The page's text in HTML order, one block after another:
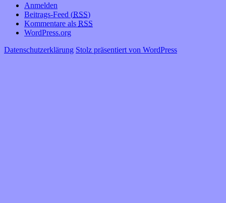
Anmelden
Beitrags-Feed (RSS)
Kommentare als RSS
WordPress.org
Datenschutzerklärung Stolz präsentiert von WordPress